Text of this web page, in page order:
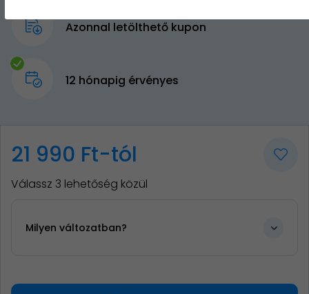
Azonnal letölthető kupon
12 hónapig érvényes
21 990 Ft-tól
Válassz 3 lehetőség közül
Milyen változatban?